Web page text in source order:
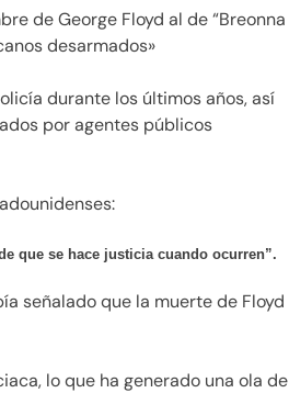
de George Floyd al de “Breonna
desarmados»
durante los últimos años, así
por agentes públicos
que se hace justicia cuando ocurren”.
señalado que la muerte de Floyd
lo que ha generado una ola de